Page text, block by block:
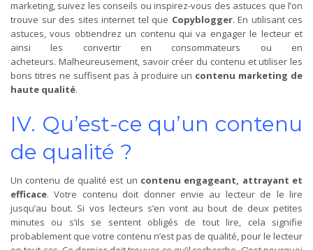
marketing, suivez les conseils ou inspirez-vous des astuces que l’on
trouve sur des sites internet tel que Copyblogger. En utilisant ces
astuces, vous obtiendrez un contenu qui va engager le lecteur et
ainsi les convertir en consommateurs ou en
acheteurs. Malheureusement, savoir créer du contenu et utiliser les
bons titres ne suffisent pas à produire un contenu marketing de
haute qualité.
IV. Qu’est-ce qu’un contenu
de qualité ?
Un contenu de qualité est un contenu engageant, attrayant et
efficace. Votre contenu doit donner envie au lecteur de le lire
jusqu’au bout. Si vos lecteurs s’en vont au bout de deux petites
minutes ou s’ils se sentent obligés de tout lire, cela signifie
probablement que votre contenu n’est pas de qualité, pour le lecteur